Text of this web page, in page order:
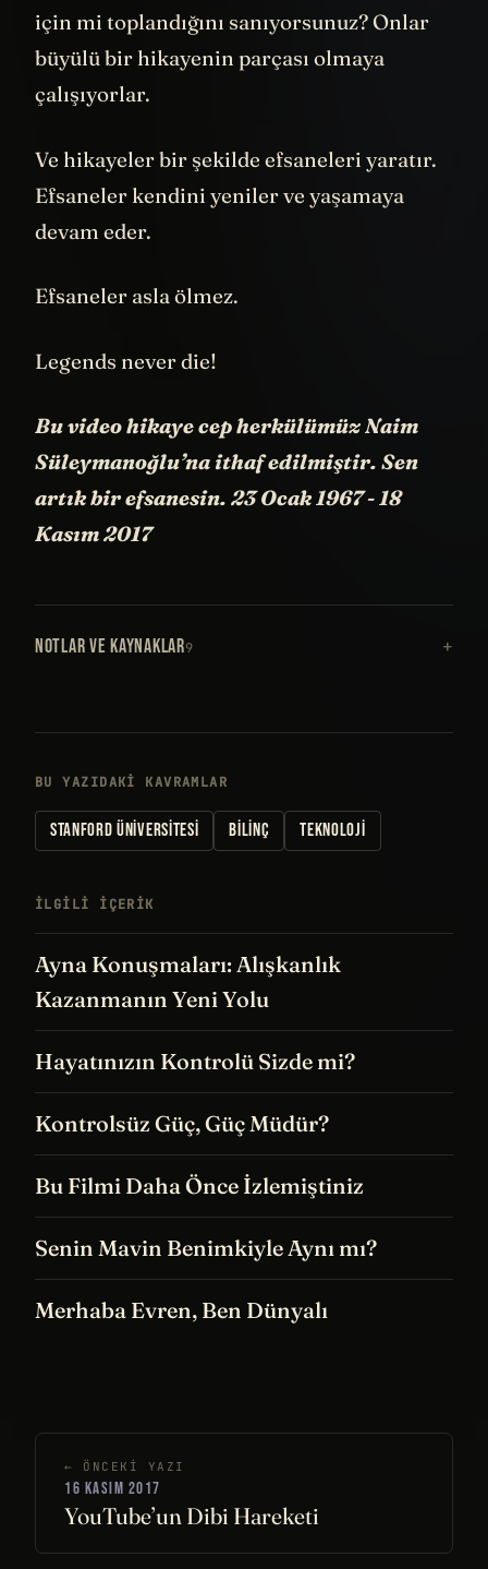
için mi toplandığını sanıyorsunuz? Onlar
büyülü bir hikayenin parçası olmaya
çalışıyorlar.
Ve hikayeler bir şekilde efsaneleri yaratır.
Efsaneler kendini yeniler ve yaşamaya
devam eder.
Efsaneler asla ölmez.
Legends never die!
Bu video hikaye cep herkülümüz Naim
Süleymanoğlu’na ithaf edilmiştir. Sen
artık bir efsanesin. 23 Ocak 1967 - 18
Kasım 2017
NOTLAR VE KAYNAKLAR9
BU YAZIDAKI KAVRAMLAR
STANFORD ÜNIVERSITESI BILINÇ TEKNOLOJI
İLGILI IÇERIK
Ayna Konuşmaları: Alışkanlık
Kazanmanın Yeni Yolu
Hayatınızın Kontrolü Sizde mi?
Kontrolsüz Güç, Güç Müdür?
Bu Filmi Daha Önce İzlemiştiniz
Senin Mavin Benimkiyle Aynı mı?
Merhaba Evren, Ben Dünyalı
← ÖNCEKI YAZI
16 KASIM 2017
YouTube’un Dibi Hareketi